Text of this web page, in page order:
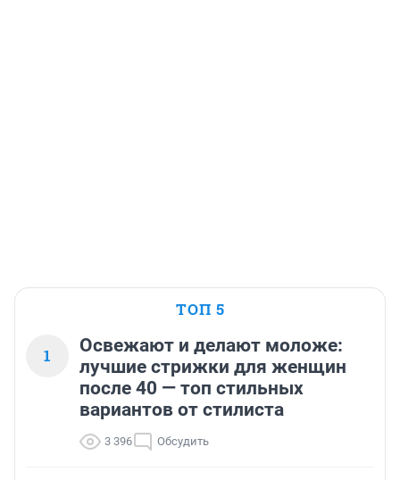
ТОП 5
1
Освежают и делают моложе:
лучшие стрижки для женщин
после 40 — топ стильных
вариантов от стилиста
3 396 Обсудить